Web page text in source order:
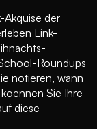
Akquise der
Link-
Roundups
notieren, wann
Sie Ihre
diese